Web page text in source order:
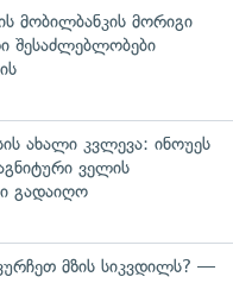
მობილბანკის მორიგი
შესაძლებლობები
ახალი კვლევა: ინოუეს
ველის
გადაიღო
მზის სიკვდილს? —